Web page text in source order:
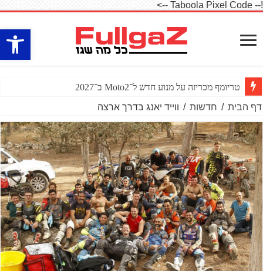
פתח
!-- Taboola Pixel Code -->
טריומף מכריזה על מנוע חדש ל־Moto2 ב־2027
דף הבית / חדשות / ווייד יאנג בדרך ארצה